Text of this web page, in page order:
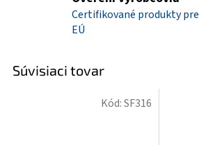
Certifikované produkty pre
EÚ
Súvisiaci tovar
Kód:SF316